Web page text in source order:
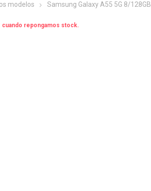
modelos Samsung Galaxy A55 5G 8/128GB
repongamos stock.